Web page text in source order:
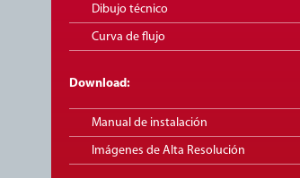
Dibujo técnico
Curva de flujo
Download:
Manual de instalación
Imágenes de Alta Resolución